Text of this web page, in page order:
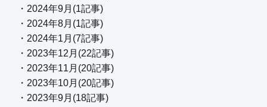
・2024年9月(1記事)
・2024年8月(1記事)
・2024年1月(7記事)
・2023年12月(22記事)
・2023年11月(20記事)
・2023年10月(20記事)
・2023年9月(18記事)